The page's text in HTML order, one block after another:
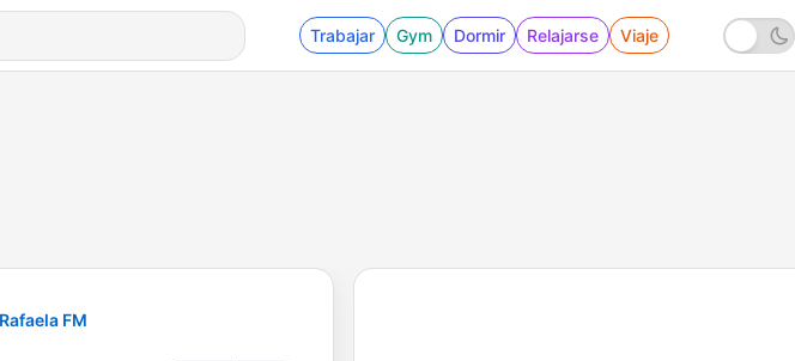
Trabajar Gym Dormir Relajarse Viaje
FM